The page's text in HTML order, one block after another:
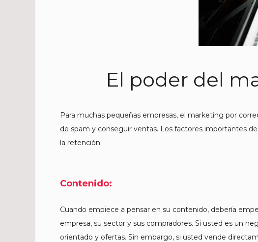
El poder del
Para muchas pequeñas empresas, el marketing por
de spam y conseguir ventas. Los factores importantes
la retención.
Contenido:
Cuando empiece a pensar en su contenido, debería
empresa, su sector y sus compradores. Si usted es un
orientado y ofertas. Sin embargo, si usted vende